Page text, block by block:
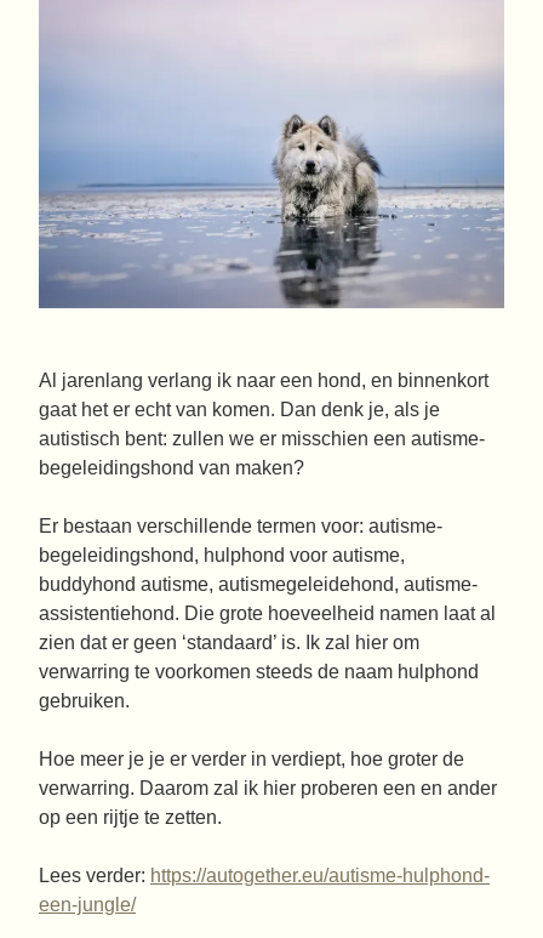
Al jarenlang verlang ik naar een hond, en binnenkort
gaat het er echt van komen. Dan denk je, als je
autistisch bent: zullen we er misschien een autisme-
begeleidingshond van maken?
Er bestaan verschillende termen voor: autisme-
begeleidingshond, hulphond voor autisme,
buddyhond autisme, autismegeleidehond, autisme-
assistentiehond. Die grote hoeveelheid namen laat al
zien dat er geen ‘standaard’ is. Ik zal hier om
verwarring te voorkomen steeds de naam hulphond
gebruiken.
Hoe meer je je er verder in verdiept, hoe groter de
verwarring. Daarom zal ik hier proberen een en ander
op een rijtje te zetten.
Lees verder: https://autogether.eu/autisme-hulphond-
een-jungle/